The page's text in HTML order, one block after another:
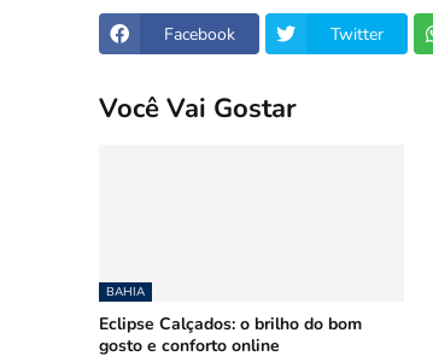
Facebook Twitter
Você Vai Gostar
BAHIA
Eclipse Calçados: o brilho do bom
gosto e conforto online